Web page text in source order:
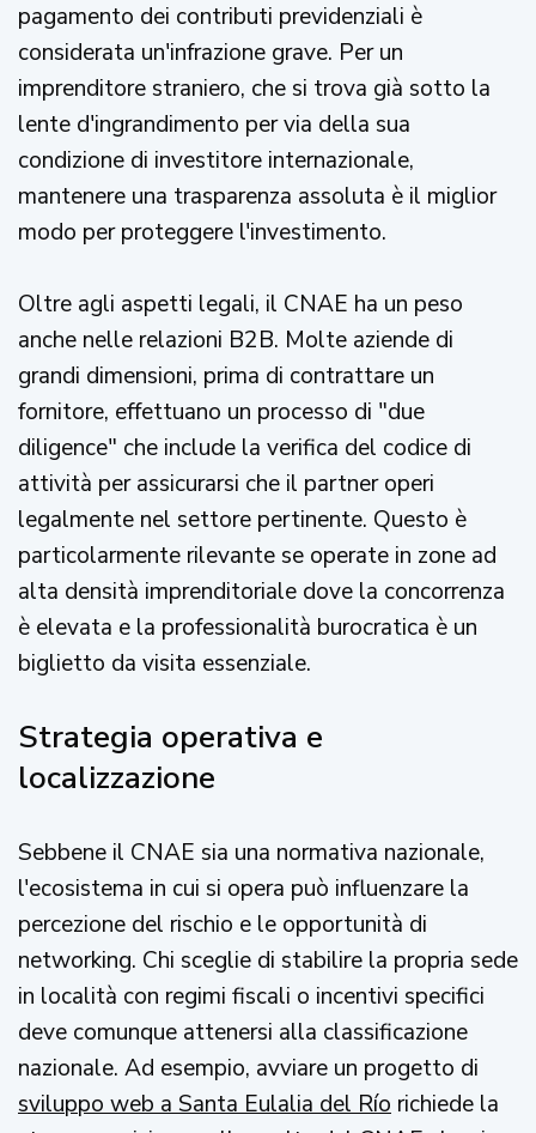
pagamento dei contributi previdenziali è
considerata un'infrazione grave. Per un
imprenditore straniero, che si trova già sotto la
lente d'ingrandimento per via della sua
condizione di investitore internazionale,
mantenere una trasparenza assoluta è il miglior
modo per proteggere l'investimento.
Oltre agli aspetti legali, il CNAE ha un peso
anche nelle relazioni B2B. Molte aziende di
grandi dimensioni, prima di contrattare un
fornitore, effettuano un processo di "due
diligence" che include la verifica del codice di
attività per assicurarsi che il partner operi
legalmente nel settore pertinente. Questo è
particolarmente rilevante se operate in zone ad
alta densità imprenditoriale dove la concorrenza
è elevata e la professionalità burocratica è un
biglietto da visita essenziale.
Strategia operativa e
localizzazione
Sebbene il CNAE sia una normativa nazionale,
l'ecosistema in cui si opera può influenzare la
percezione del rischio e le opportunità di
networking. Chi sceglie di stabilire la propria sede
in località con regimi fiscali o incentivi specifici
deve comunque attenersi alla classificazione
nazionale. Ad esempio, avviare un progetto di
sviluppo web a Santa Eulalia del Río richiede la